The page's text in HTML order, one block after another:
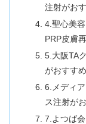
注射がお
4.聖心美
PRP皮膚
5.大阪TA
がおすすめ
6.メディ
ス注射が
7.よつば